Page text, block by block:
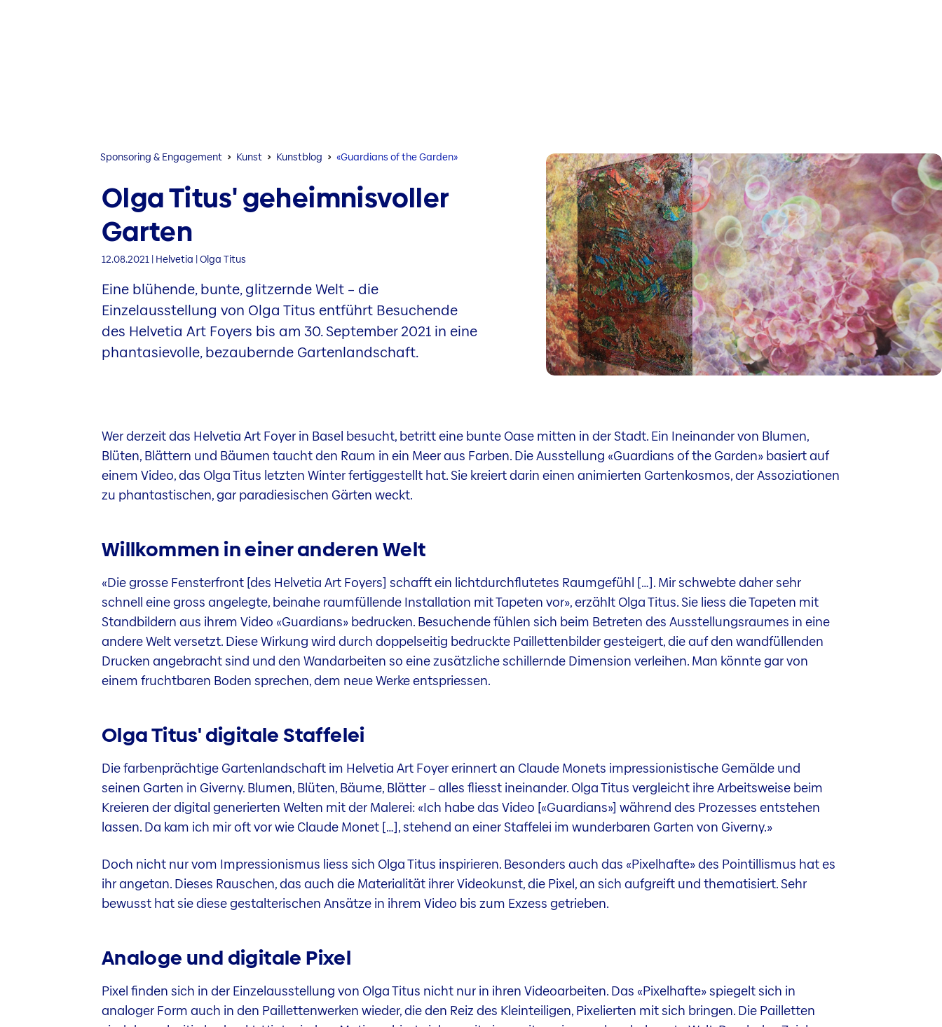
Sponsoring & Engagement Kunst Kunstblog «Guardians of the Garden»
Olga Titus' geheimnisvoller
Garten
12.08.2021 | Helvetia | Olga Titus
Eine blühende, bunte, glitzernde Welt – die
Einzelausstellung von Olga Titus entführt Besuchende
des Helvetia Art Foyers bis am 30. September 2021 in eine
phantasievolle, bezaubernde Gartenlandschaft.
Wer derzeit das Helvetia Art Foyer in Basel besucht, betritt eine bunte Oase mitten in der Stadt. Ein Ineinander von Blumen,
Blüten, Blättern und Bäumen taucht den Raum in ein Meer aus Farben. Die Ausstellung «Guardians of the Garden» basiert auf
einem Video, das Olga Titus letzten Winter fertiggestellt hat. Sie kreiert darin einen animierten Gartenkosmos, der Assoziationen
zu phantastischen, gar paradiesischen Gärten weckt.
Willkommen in einer anderen Welt
«Die grosse Fensterfront [des Helvetia Art Foyers] schafft ein lichtdurchflutetes Raumgefühl […]. Mir schwebte daher sehr
schnell eine gross angelegte, beinahe raumfüllende Installation mit Tapeten vor», erzählt Olga Titus. Sie liess die Tapeten mit
Standbildern aus ihrem Video «Guardians» bedrucken. Besuchende fühlen sich beim Betreten des Ausstellungsraumes in eine
andere Welt versetzt. Diese Wirkung wird durch doppelseitig bedruckte Paillettenbilder gesteigert, die auf den wandfüllenden
Drucken angebracht sind und den Wandarbeiten so eine zusätzliche schillernde Dimension verleihen. Man könnte gar von
einem fruchtbaren Boden sprechen, dem neue Werke entspriessen.
Olga Titus' digitale Staffelei
Die farbenprächtige Gartenlandschaft im Helvetia Art Foyer erinnert an Claude Monets impressionistische Gemälde und
seinen Garten in Giverny. Blumen, Blüten, Bäume, Blätter – alles fliesst ineinander. Olga Titus vergleicht ihre Arbeitsweise beim
Kreieren der digital generierten Welten mit der Malerei: «Ich habe das Video [«Guardians»] während des Prozesses entstehen
lassen. Da kam ich mir oft vor wie Claude Monet […], stehend an einer Staffelei im wunderbaren Garten von Giverny.»
Doch nicht nur vom Impressionismus liess sich Olga Titus inspirieren. Besonders auch das «Pixelhafte» des Pointillismus hat es
ihr angetan. Dieses Rauschen, das auch die Materialität ihrer Videokunst, die Pixel, an sich aufgreift und thematisiert. Sehr
bewusst hat sie diese gestalterischen Ansätze in ihrem Video bis zum Exzess getrieben.
Analoge und digitale Pixel
Pixel finden sich in der Einzelausstellung von Olga Titus nicht nur in ihren Videoarbeiten. Das «Pixelhafte» spiegelt sich in
analoger Form auch in den Paillettenwerken wieder, die den Reiz des Kleinteiligen, Pixelierten mit sich bringen. Die Pailletten